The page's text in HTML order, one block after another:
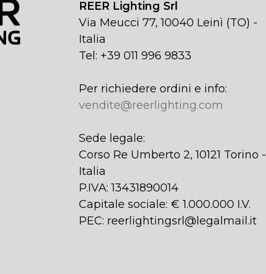
REER Lighting Srl
Via Meucci 77, 10040 Leinì (TO) -
Italia
Tel: +39 011 996 9833
Per richiedere ordini e info:
vendite@reerlighting.com
Sede legale:
Corso Re Umberto 2, 10121 Torino -
Italia
P.IVA: 13431890014
Capitale sociale: € 1.000.000 I.V.
PEC: reerlightingsrl@legalmail.it